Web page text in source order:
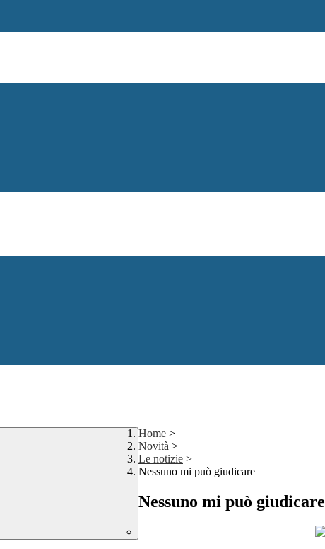
Home >
Novità >
Le notizie >
Nessuno mi può giudicare
Nessuno mi può giudicare